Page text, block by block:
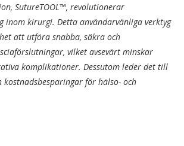
SutureTOOL™, revolutionerar
inom kirurgi. Detta användarvänliga verktyg
att utföra snabba, säkra och
vilket avsevärt minskar
komplikationer. Dessutom leder det till
kostnadsbesparingar för hälso- och